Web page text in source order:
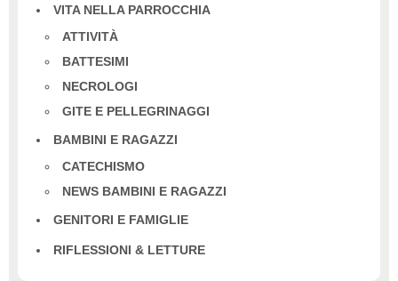
VITA NELLA PARROCCHIA
ATTIVITÀ
BATTESIMI
NECROLOGI
GITE E PELLEGRINAGGI
BAMBINI E RAGAZZI
CATECHISMO
NEWS BAMBINI E RAGAZZI
GENITORI E FAMIGLIE
RIFLESSIONI & LETTURE